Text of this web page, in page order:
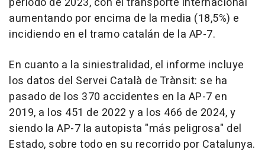
aumentando por encima de la media (18,5%) e
incidiendo en el tramo catalán de la AP-7.
En cuanto a la siniestralidad, el informe incluye
los datos del Servei Català de Trànsit: se ha
pasado de los 370 accidentes en la AP-7 en
2019, a los 451 de 2022 y a los 466 de 2024, y
siendo la AP-7 la autopista "más peligrosa" del
Estado, sobre todo en su recorrido por Catalunya.